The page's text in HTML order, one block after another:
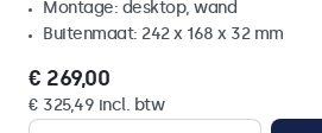
Montage: desktop, wand
Buitenmaat: 242 x 168 x 32 mm
€ 269,00
€ 325,49 incl. btw